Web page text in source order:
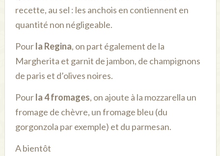
recette, au sel : les anchois en contiennent en
quantité non négligeable.
Pourla Regina, on part également de la
Margherita et garnit de jambon, de champignons
de paris et d’olives noires.
Pourla 4 fromages, on ajoute à la mozzarella un
fromage de chèvre, un fromage bleu (du
gorgonzola par exemple) et du parmesan.
A bientôt